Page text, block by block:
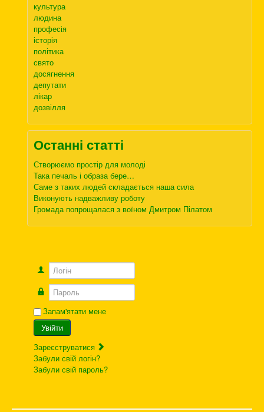
культура
людина
професія
історія
політика
свято
досягнення
депутати
лікар
дозвілля
Останні статті
Створюємо простір для молоді
Така печаль і образа бере…
Саме з таких людей складається наша сила
Виконують надважливу роботу
Громада попрощалася з воїном Дмитром Пілатом
Логін
Пароль
Запам'ятати мене
Увійти
Зареєструватися
Забули свій логін?
Забули свій пароль?